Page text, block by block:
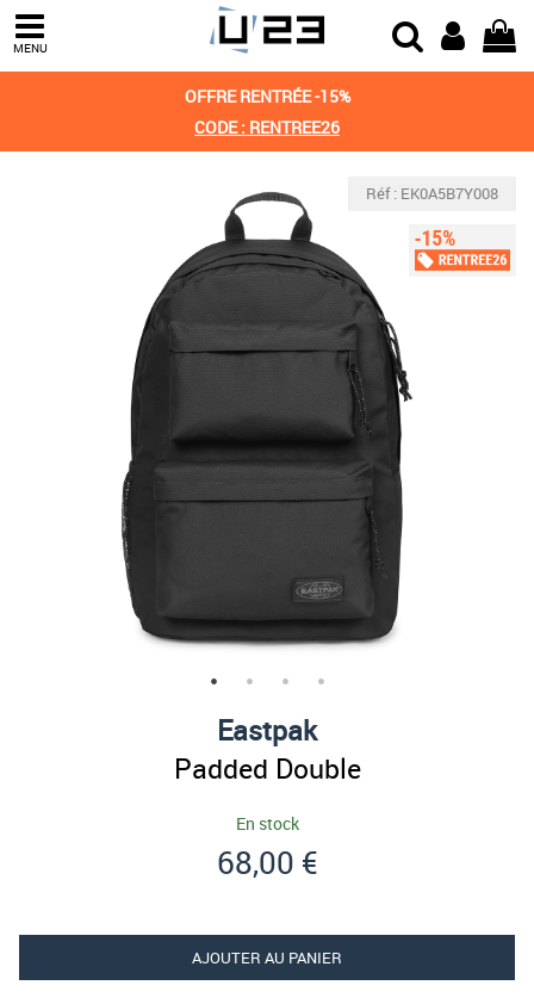
MENU
OFFRE RENTRÉE -15%
CODE : RENTREE26
Réf : EK0A5B7Y008
Eastpak
Padded Double
En stock
68,00 €
AJOUTER AU PANIER